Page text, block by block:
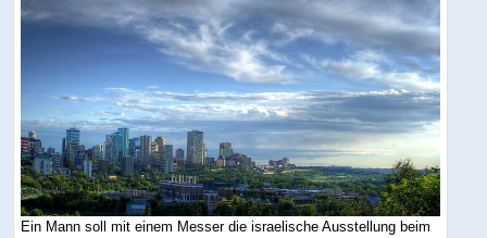
Ein Mann soll mit einem Messer die israelische Ausstellung beim